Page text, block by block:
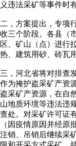
义违法采矿等事件时
二，方案提出，专项
收三个阶段。各县（
区、矿山（点）进行
热、建筑用砂、砖瓦
三，河北省将对排查
作为掩护盗采矿产资
盗采矿产资源，在自
山地质环境等违法违
查处。对采矿许可证
（因疫情原因并经原
注销、吊销后继续采